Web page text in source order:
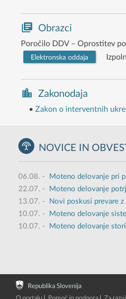
Obrazci
Poročilo DDV – Oprostitev
Elektronska oddaja
Zakonodaja
• Zakon o interventnih
NOVICE IN
06.08. -
Moteno delovanje pri
22.07. -
Moteno delovanje
13.07. -
Novi poskusi prevare
10.07. -
Moteno delovanje
10.07. - Moteno delovanje
Republika Slovenija